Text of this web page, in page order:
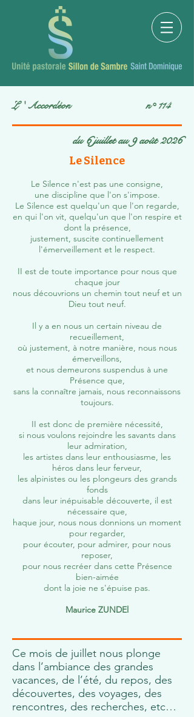
L ' Accordéon n° 114
du 6 juillet au 9 août 2026
Le Silence
Le Silence n'est pas une consigne,
une discipline que l'on s'impose.
Le Silence est quelqu'un que l'on regarde,
en qui l'on vit, quelqu'un que l'on respire et
dont la présence,
justement, suscite continuellement
l'émerveillement et le respect.
II est de toute importance pour nous que
chaque jour
nous découvrions un chemin tout neuf et un
Dieu tout neuf.
Il y a en nous un certain niveau de
recueillement,
où justement, à notre manière, nous nous
émerveillons,
et nous demeurons suspendus à une
Présence que,
sans la connaître jamais, nous reconnaissons
toujours.
II est donc de première nécessité,
si nous voulons rejoindre les savants dans
leur admiration,
les artistes dans leur enthousiasme, les
héros dans leur ferveur,
les alpinistes ou les plongeurs des grands
fonds
dans leur inépuisable découverte, il est
nécessaire que,
haque jour, nous nous donnions un moment
pour regarder,
pour écouter, pour admirer, pour nous
reposer,
pour nous recréer dans cette Présence
bien-aimée
dont la joie ne s'épuise pas.
Maurice ZUNDEl
Ce mois de juillet nous plonge
dans l’ambiance des grandes
vacances, de l’été, du repos, des
découvertes, des voyages, des
rencontres, des recherches, etc…